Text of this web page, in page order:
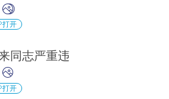
打开
同志严重违
打开